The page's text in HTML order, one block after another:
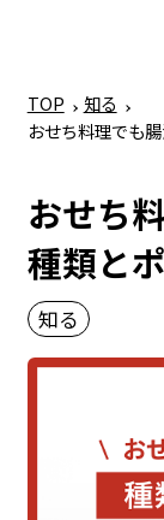
TOP
知る
おせち料理でも
おせち
種類と
知る